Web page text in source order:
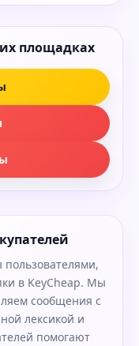
площадках
в KeyCheap. Мы
сообщения с
лексикой и
помогают